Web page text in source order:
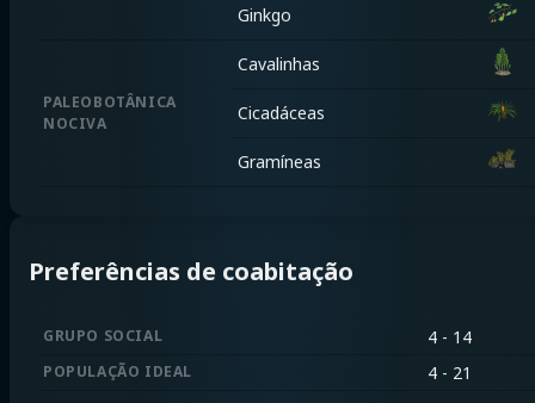
Ginkgo
PALEOBOTÂNICA
NOCIVA
Cavalinhas
Cicadáceas
Gramíneas
Preferências de coabitação
GRUPO SOCIAL 4 - 14
POPULAÇÃO IDEAL 4 - 21